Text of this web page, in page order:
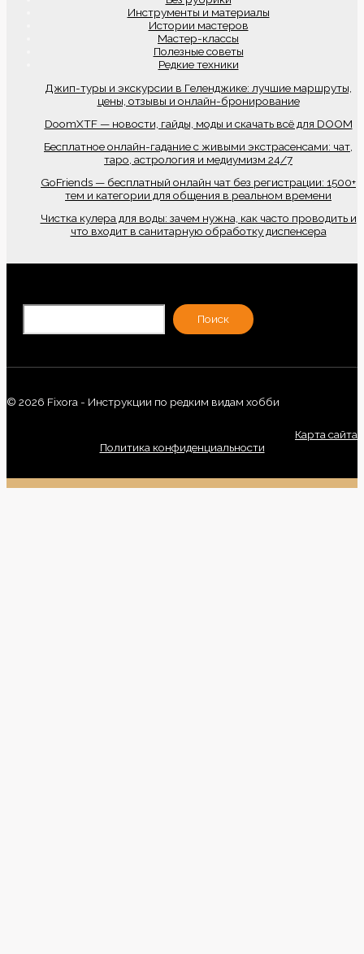
Инструменты и материалы
Истории мастеров
Мастер-классы
Полезные советы
Редкие техники
Джип-туры и экскурсии в Геленджике: лучшие маршруты,
цены, отзывы и онлайн-бронирование
DoomXTF — новости, гайды, моды и скачать всё для DOOM
Бесплатное онлайн-гадание с живыми экстрасенсами: чат,
таро, астрология и медиумизм 24/7
GoFriends — бесплатный онлайн чат без регистрации: 1500+
тем и категории для общения в реальном времени
Чистка кулера для воды: зачем нужна, как часто проводить и
что входит в санитарную обработку диспенсера
Поиск
© 2026 Fixora - Инструкции по редким видам хобби
Карта сайта
Политика конфиденциальности